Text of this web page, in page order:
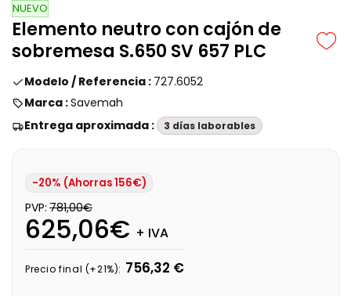
NUEVO
Elemento neutro con cajón de
sobremesa S.650 SV 657 PLC
Modelo / Referencia : 727.6052
Marca :Savemah
Entrega aproximada :
3 días laborables
-20% (Ahorras 156€)
PVP: 781,00€
625,06€ + IVA
Precio final (+21%): 756,32 €